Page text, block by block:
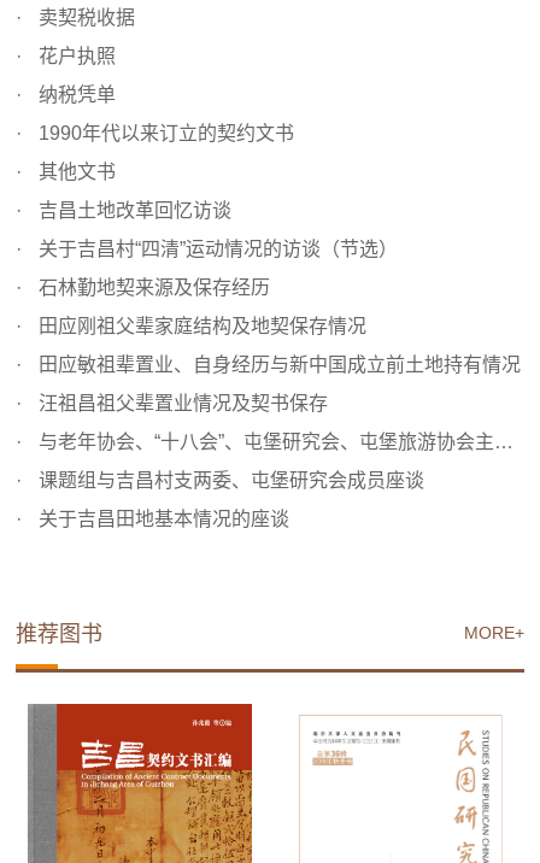
卖契税收据
花户执照
纳税凭单
1990年代以来订立的契约文书
其他文书
吉昌土地改革回忆访谈
关于吉昌村“四清”运动情况的访谈（节选）
石林勤地契来源及保存经历
田应刚祖父辈家庭结构及地契保存情况
田应敏祖辈置业、自身经历与新中国成立前土地持有情况
汪祖昌祖父辈置业情况及契书保存
与老年协会、“十八会”、屯堡研究会、屯堡旅游协会主要成...
课题组与吉昌村支两委、屯堡研究会成员座谈
关于吉昌田地基本情况的座谈
MORE+
推荐图书